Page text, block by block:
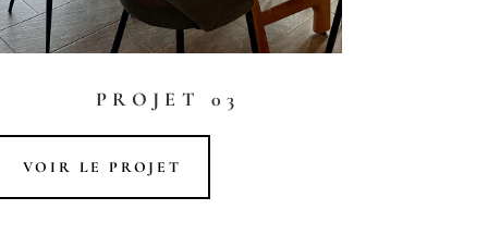
PROJET 03
VOIR LE PROJET